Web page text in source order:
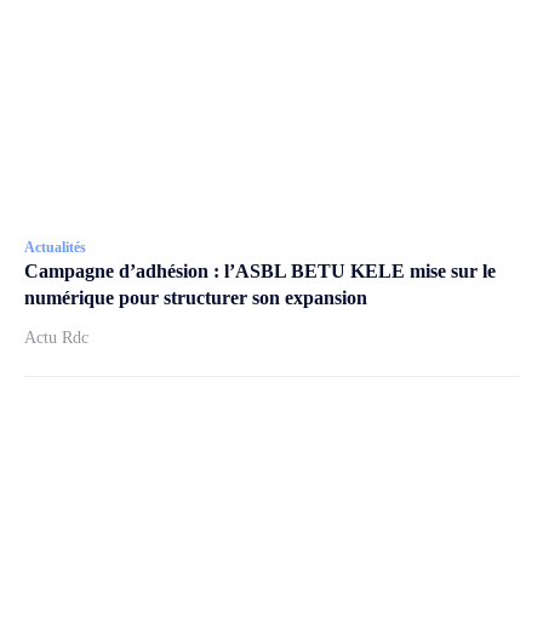
Actualités
Campagne d’adhésion : l’ASBL BETU KELE mise sur le
numérique pour structurer son expansion
Actu Rdc